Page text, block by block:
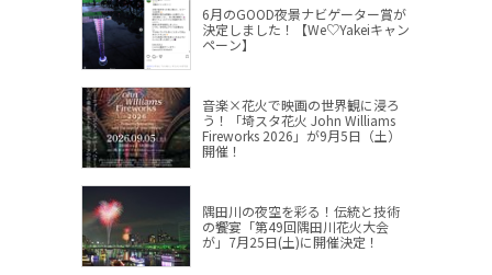
6月のGOOD夜景ナビゲーター賞が
決定しました！【We♡Yakeiキャン
ペーン】
音楽×花火で映画の世界観に浸ろ
う！「埼スタ花火 John Williams
Fireworks 2026」が9月5日（土）
開催！
隅田川の夜空を彩る！伝統と技術
の饗宴「第49回隅田川花火大会
が」7月25日(土)に開催決定！